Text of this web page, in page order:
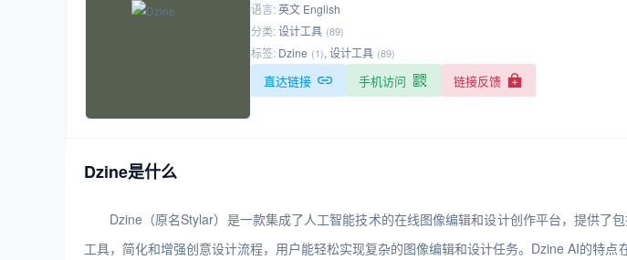
语言:英文 English
分类:设计工具 (89)
标签: Dzine (1), 设计工具 (89)
直达链接 手机访问 链接反馈
Dzine是什么
Dzine（原名Stylar）是一款集成了人工智能技术的在线图像编辑和设计创作平台，提供
工具，简化和增强创意设计流程，用户能轻松实现复杂的图像编辑和设计任务。Dzine AI的特